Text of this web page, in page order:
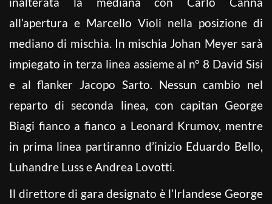
all’apertura e Marcello Violi nella posizione di
mediano di mischia. In mischia Johan Meyer sarà
impiegato in terza linea assieme al n° 8 David Sisi
e al flanker Jacopo Sarto. Nessun cambio nel
reparto di seconda linea, con capitan George
Biagi fianco a fianco a Leonard Krumov, mentre
in prima linea partiranno d’inizio Eduardo Bello,
Luhandre Luss e Andrea Lovotti.
Il direttore di gara designato è l’Irlandese George